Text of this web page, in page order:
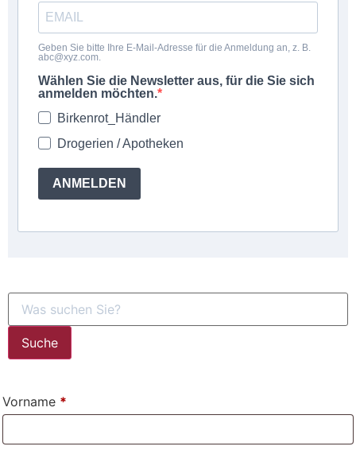
Geben Sie bitte Ihre E-Mail-Adresse für die Anmeldung an, z. B.
abc@xyz.com.
Wählen Sie die Newsletter aus, für die Sie sich
anmelden möchten.
Birkenrot_Händler
Drogerien / Apotheken
ANMELDEN
Suche
Vorname *